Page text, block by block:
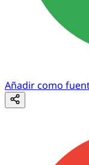
Añadir como